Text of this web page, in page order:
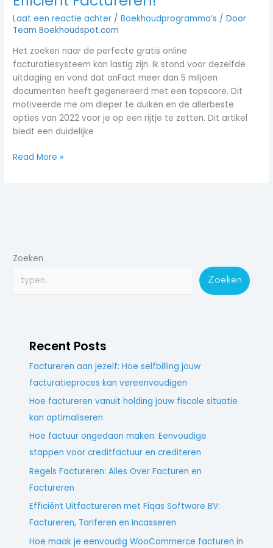
Laat een reactie achter /Boekhoudprogramma’s / Door
Team Boekhoudspot.com
Het zoeken naar de perfecte gratis online
facturatiesysteem kan lastig zijn. Ik stond voor dezelfde
uitdaging en vond dat onFact meer dan 5 miljoen
documenten heeft gegenereerd met een topscore. Dit
motiveerde me om dieper te duiken en de allerbeste
opties van 2022 voor je op een rijtje te zetten. Dit artikel
biedt een duidelijke
Read More »
Zoeken
Zoeken
Recent Posts
Factureren aan jezelf: Hoe selfbilling jouw
facturatieproces kan vereenvoudigen
Hoe factureren vanuit holding jouw fiscale situatie
kan optimaliseren
Hoe factuur ongedaan maken: Eenvoudige
stappen voor creditfactuur en crediteren
Regels Factureren: Alles Over Facturen en
Factureren
Efficiënt Uitfactureren met Fiqas Software BV:
Factureren, Tariferen en Incasseren
Hoe maak je eenvoudig WooCommerce facturen in